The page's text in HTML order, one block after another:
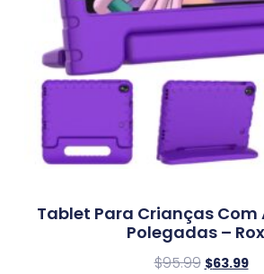
Tablet Para Crianças Com
Polegadas –
$95.99 $63.99